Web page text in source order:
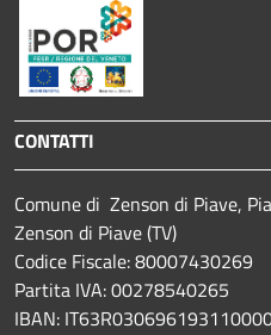
CONTATTI
Comune di Zenson di Piave,
Zenson di Piave (TV)
Codice Fiscale: 80007430269
Partita IVA: 00278540265
IBAN: